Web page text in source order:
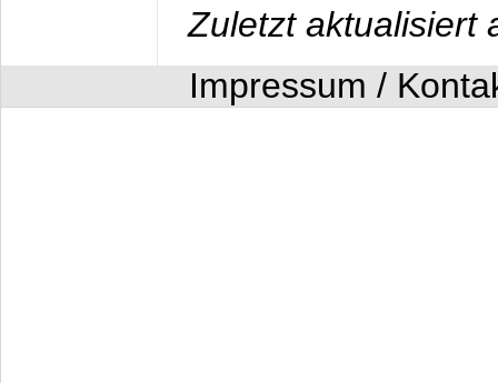
Zuletzt aktualisiert
Impressum /